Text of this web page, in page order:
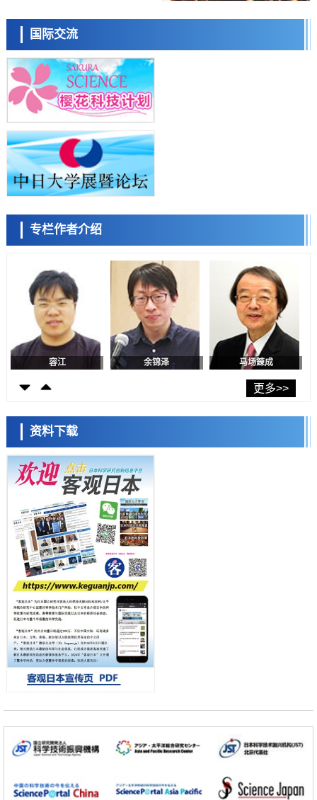
日本东北大学与横滨橡胶全球首次从纳米尺度揭示橡胶—黄铜粘接界面
劣化抑制机制，为提升轮胎安全性与耐久性的材料设计开辟道路
科学研究
近畿大学等发现植物染料“日本茜”的红色成分可抑制老化与炎症，有望
科学研究
群马大学开发针对难治性癫痫的新型基因疗法，利用超小型GAD67启动
子抑制发作
科学研究
九州大学揭示夜间眼压升高机制：两种激素波动叠加所致
科学研究
东京都产技研采用新手法开发出可稳定工作至300℃的介电材料，已验
证电容器可在汽车发动机等高温环境下工作
经济・社会
日本生成式AI使用者占比一年内翻倍，但与中美德仍有较大差距
政策
日本修订首都直下型地震紧急对策：目标为死亡人数至少减半，重点强
化火灾防控
福井大学发现细胞记忆过往并抑制反应的机制，阐明即便DNA相同反应
迥异之谜
科学研究
神户大学确认口服癌症疫苗B440单药给药的安全性，在转移性尿路上皮
癌患者中开展临床试验
日本发布《令和8年版科学技术与创新白皮书》，解读第七期基本计划
首年度政策方向
科学研究
东京大学发现可诱导细胞死亡的新型信使物质
东京都健康长寿医疗中心跨器官揭示衰老过程中的糖链变化
科学研究
产总研无需石油利用松脂制备石墨前驱体，可作为电池电极材料
科学研究
东京大学和海上保安厅等发现南海海槽沿线板块边界锁定状态存在区域
差异
政策
日本第2次医疗研究开发调整费，根据一线实际情况和需求分配99.3亿
日元
科学研究
千叶大学鉴定出导致难治性疾病“肺高血压症”恶化的蛋白质“MYL9/12”，
会引发血管结构恶化
科学研究
京都大学高效生成光的构成单元“光子”，可应用于量子计算机
科学研究
开发出300亿年仅误差1秒的光晶格钟，构建网络将其打造为下一代社会
基础设施
经济・社会
大阪大学开发出膜脂质可视化工具，使脂质探针的高效开发成为可能
科学研究
带大量基因的人工细胞
政策
国际交流
专栏作者介绍
流员
小岩井忠道
陈小牧 李鸥 安宁
容江 余锦泽 马场錬成
日本科学未来馆 科学交
流员
小岩井忠道 泷川 进
更多>>
资料下载